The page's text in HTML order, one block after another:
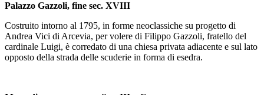
Palazzo Gazzoli, fine sec. XVIII
Costruito intorno al 1795, in forme neoclassiche su progetto di
Andrea Vici di Arcevia, per volere di Filippo Gazzoli, fratello del
cardinale Luigi, è corredato di una chiesa privata adiacente e sul lato
opposto della strada delle scuderie in forma di esedra.